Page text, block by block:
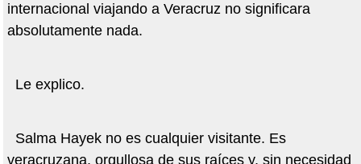
internacional viajando a Veracruz no significara
absolutamente nada.
Le explico.
Salma Hayek no es cualquier visitante. Es
veracruzana, orgullosa de sus raíces y, sin necesidad